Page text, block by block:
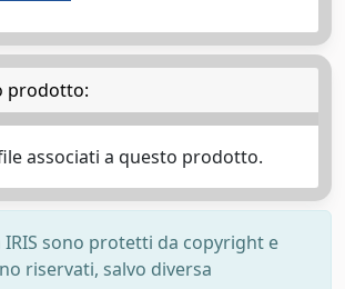
prodotto:
associati a questo prodotto.
sono protetti da copyright e
riservati, salvo diversa